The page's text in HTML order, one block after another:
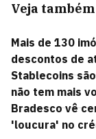
Veja também
Mais de 130
descontos de
Stablecoins
não tem mais
Bradesco vê
'loucura' no